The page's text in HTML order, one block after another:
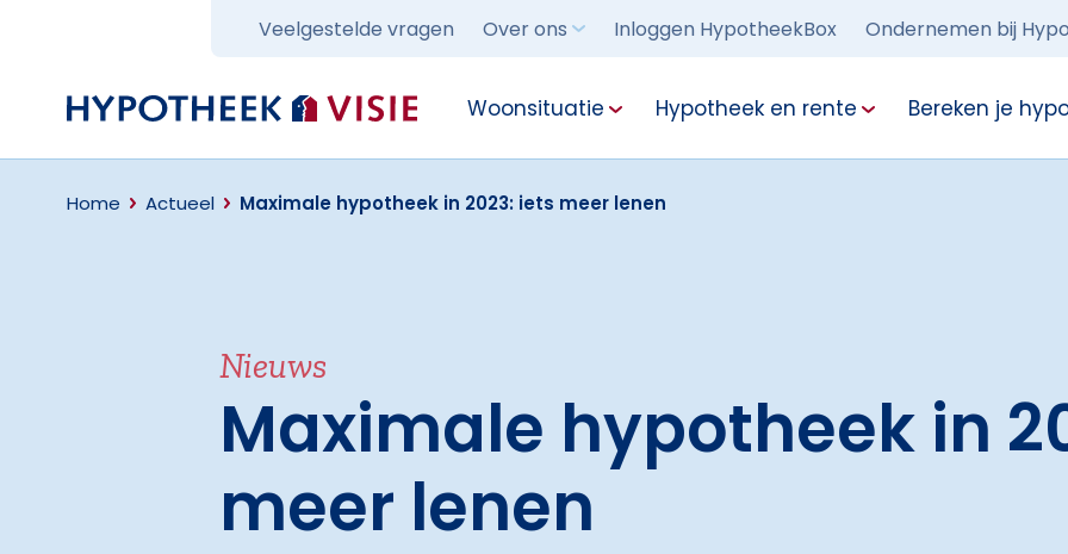
Veelgestelde vragen Over ons Inloggen HypotheekBox Ondernemen bij
Terug naar home Woonsituatie Hypotheek en rente Bereken je
Home Actueel Maximale hypotheek in 2023: iets meer lenen
Nieuws
Maximale hypotheek in
meer lenen